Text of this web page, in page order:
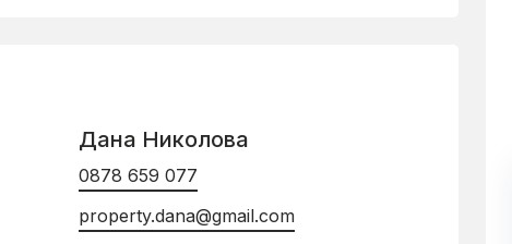
Дана Николова
0878 659 077
property.dana@gmail.com